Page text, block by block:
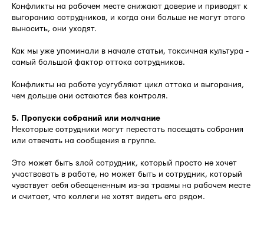
Конфликты на рабочем месте снижают доверие и приводят к
выгоранию сотрудников, и когда они больше не могут этого
выносить, они уходят.
Как мы уже упоминали в начале статьи, токсичная культура -
самый большой фактор оттока сотрудников.
Конфликты на работе усугубляют цикл оттока и выгорания,
чем дольше они остаются без контроля.
5. Пропуски собраний или молчание
Некоторые сотрудники могут перестать посещать собрания
или отвечать на сообщения в группе.
Это может быть злой сотрудник, который просто не хочет
участвовать в работе, но может быть и сотрудник, который
чувствует себя обесцененным из-за травмы на рабочем месте
и считает, что коллеги не хотят видеть его рядом.